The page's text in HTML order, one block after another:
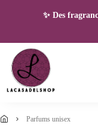
✨ Des
parfums unisex